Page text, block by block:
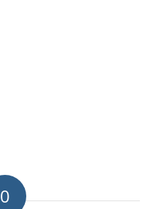
0